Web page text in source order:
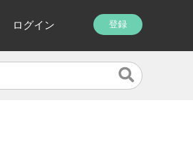
ログイン 登録